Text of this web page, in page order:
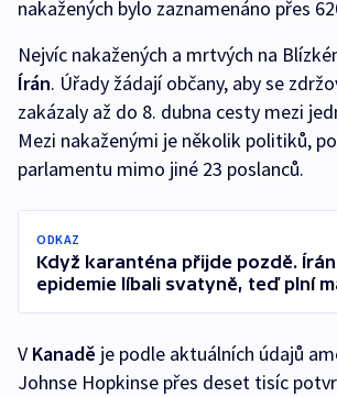
nakažených bylo zaznamenáno přes
Nejvíc nakažených a mrtvých na
Írán. Úřady žádají občany, aby se
zakázaly až do 8. dubna cesty mezi
Mezi nakaženými je několik politiků,
parlamentu mimo jiné 23 poslanců.
ODKAZ
Když karanténa přijde pozdě.
epidemie líbali svatyně, teď plní
VKanadě je podle aktuálních údajů
Johnse Hopkinse přes deset tisíc